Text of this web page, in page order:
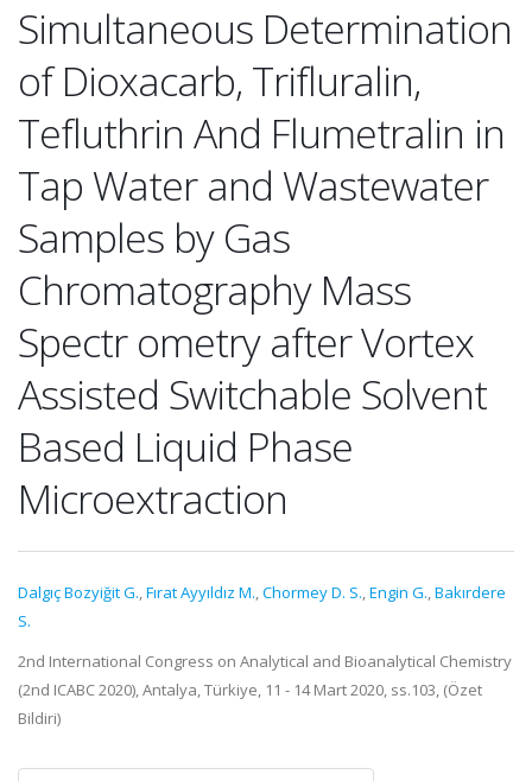
Simultaneous Determination
of Dioxacarb, Trifluralin,
Tefluthrin And Flumetralin in
Tap Water and Wastewater
Samples by Gas
Chromatography Mass
Spectr ometry after Vortex
Assisted Switchable Solvent
Based Liquid Phase
Microextraction
Dalgıç Bozyiğit G.,Fırat Ayyıldız M.,Chormey D. S.,Engin G.,Bakırdere
S.
2nd International Congress on Analytical and Bioanalytical Chemistry
(2nd ICABC 2020), Antalya, Türkiye, 11 - 14 Mart 2020, ss.103, (Özet
Bildiri)